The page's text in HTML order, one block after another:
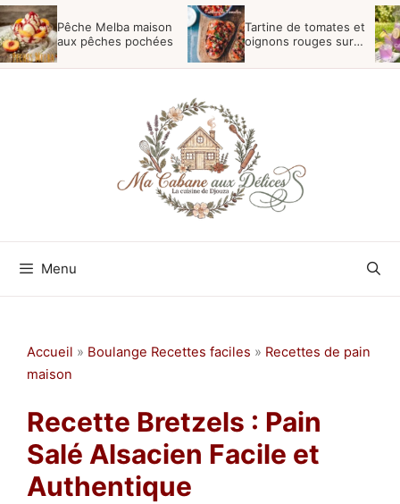
Aller
au
contenu
Pêche Melba maison
aux pêches pochées
Tartine de tomates et
oignons rouges sur
Menu
Accueil » Boulange Recettes faciles » Recettes de pain
maison
Recette Bretzels : Pain
Salé Alsacien Facile et
Authentique